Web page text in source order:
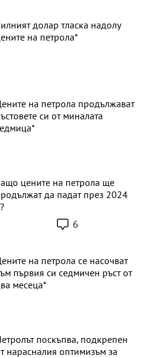
долар тласка надолу
на петрола*
на петрола продължават
си от миналата
цените на петрола ще
да падат през 2024
6
на петрола се насочват
първия си седмичен ръст от
месеца*
поскъпва, подкрепен
нарасналия оптимизъм за